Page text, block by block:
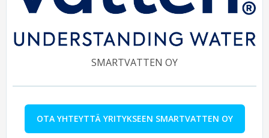
SMARTVATTEN OY
OTA YHTEYTTÄ YRITYKSEEN SMARTVATTEN OY